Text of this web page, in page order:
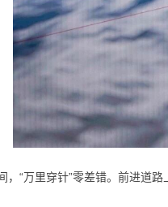
，“万里穿针”零差错。前进道